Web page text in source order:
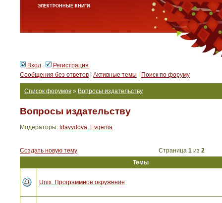
ЭЛЕКТРОННЫЕ КНИГИ
Вход
Регистрация
Сообщения без ответов
Активные темы Поиск по форуму
Список форумов » Вопросы издательству
Вопросы издательству
Модераторы: tdavydova, Evgenia
Создать новую тему Страница 1 из 2
Темы
Unix. Программное окружение